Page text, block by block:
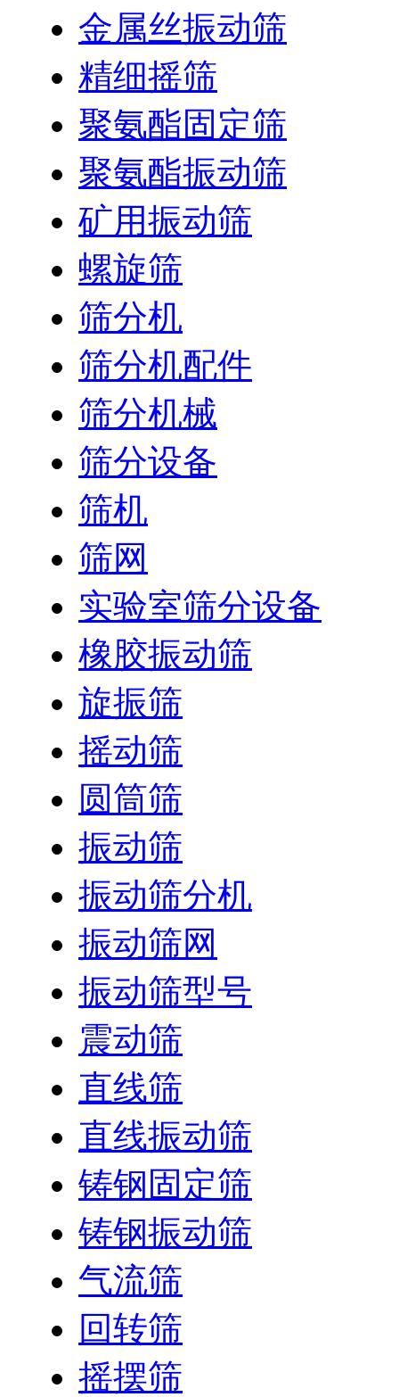
金属丝振动筛
精细摇筛
聚氨酯固定筛
聚氨酯振动筛
矿用振动筛
螺旋筛
筛分机
筛分机配件
筛分机械
筛分设备
筛机
筛网
实验室筛分设备
橡胶振动筛
旋振筛
摇动筛
圆筒筛
振动筛
振动筛分机
振动筛网
振动筛型号
震动筛
直线筛
直线振动筛
铸钢固定筛
铸钢振动筛
气流筛
回转筛
摇摆筛